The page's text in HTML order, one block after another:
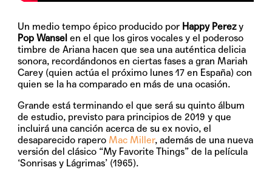
Un medio tempo épico producido por Happy Perezy
Pop Wansel en el que los giros vocales y el poderoso
timbre de Ariana hacen que sea una auténtica delicia
sonora, recordándonos en ciertas fases a gran Mariah
Carey (quien actúa el próximo lunes 17 en España) con
quien se la ha comparado en más de una ocasión.
Grande está terminando el que será su quinto álbum
de estudio, previsto para principios de 2019 y que
incluirá una canción acerca de su ex novio, el
desaparecido raperoMac Miller, además de una nueva
versión del clásico “My Favorite Things” de la película
‘Sonrisas y Lágrimas’ (1965).